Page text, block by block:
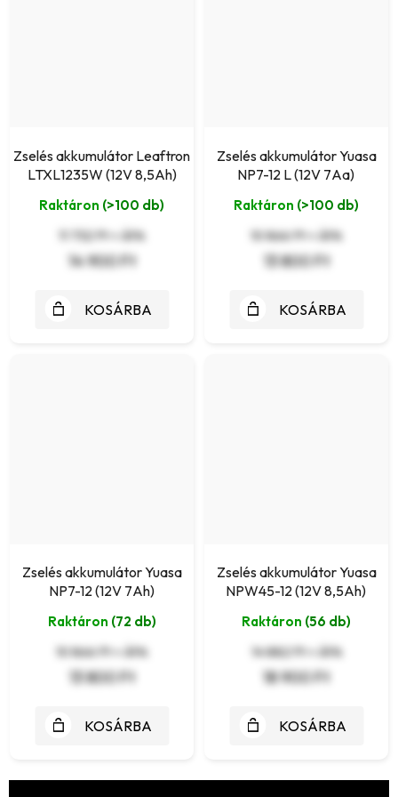
Zselés akkumulátor Leaftron
LTXL1235W (12V 8,5Ah)
Raktáron (>100 db)
11 732 Ft + ÁFA
14 900 Ft
KOSÁRBA
Zselés akkumulátor Yuasa
NP7-12 L (12V 7Aa)
Raktáron (>100 db)
10 866 Ft + ÁFA
13 800 Ft
KOSÁRBA
Zselés akkumulátor Yuasa
NP7-12 (12V 7Ah)
Raktáron (72 db)
10 866 Ft + ÁFA
13 800 Ft
KOSÁRBA
Zselés akkumulátor Yuasa
NPW45-12 (12V 8,5Ah)
Raktáron (56 db)
14 882 Ft + ÁFA
18 900 Ft
KOSÁRBA